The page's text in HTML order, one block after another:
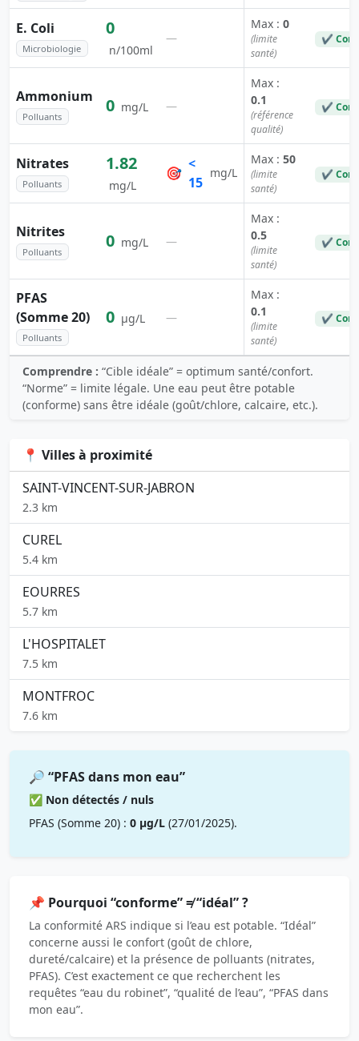
E. Coli
Microbiologie
0
n/100ml
—
Max : 0
(limite
santé)
✔
Ammonium
Polluants
0 mg/L —
Max :
0.1
(référence
qualité)
✔
Nitrates
Polluants
1.82
mg/L
🎯
<
15
mg/L
Max : 50
(limite
santé)
✔
Nitrites
Polluants
0 mg/L —
Max :
0.5
(limite
santé)
✔
PFAS
(Somme 20)
Polluants
0 µg/L —
Max :
0.1
(limite
santé)
✔
Comprendre : “Cible idéale” = optimum santé/confort.
“Norme” = limite légale. Une eau peut être potable
(conforme) sans être idéale (goût/chlore, calcaire, etc.).
📍 Villes à proximité
SAINT-VINCENT-SUR-JABRON
2.3 km
CUREL
5.4 km
EOURRES
5.7 km
L'HOSPITALET
7.5 km
MONTFROC
7.6 km
🔎 “PFAS dans mon eau”
✅ Non détectés / nuls
PFAS (Somme 20) : 0 µg/L (27/01/2025).
📌 Pourquoi “conforme” ≠ “idéal” ?
La conformité ARS indique si l’eau est potable. “Idéal”
concerne aussi le confort (goût de chlore,
dureté/calcaire) et la présence de polluants (nitrates,
PFAS). C’est exactement ce que recherchent les
requêtes “eau du robinet”, “qualité de l’eau”, “PFAS dans
mon eau”.